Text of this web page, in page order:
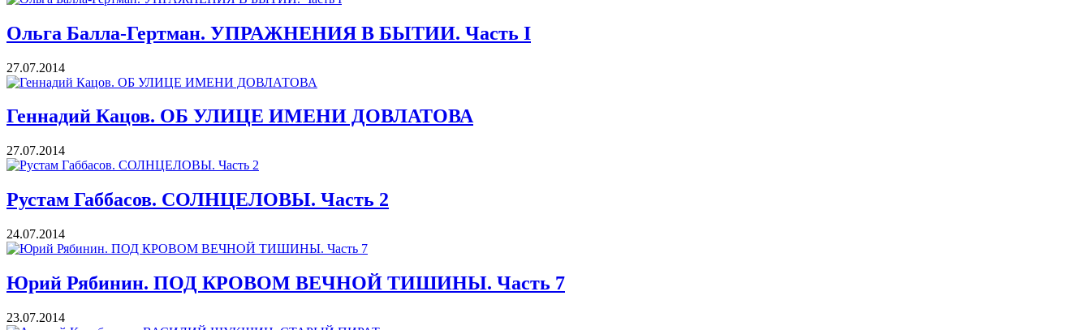
Ольга Балла-Гертман. УПРАЖНЕНИЯ В БЫТИИ. Часть I
27.07.2014
Геннадий Кацов. ОБ УЛИЦЕ ИМЕНИ ДОВЛАТОВА
27.07.2014
Рустам Габбасов. СОЛНЦЕЛОВЫ. Часть 2
24.07.2014
Юрий Рябинин. ПОД КРОВОМ ВЕЧНОЙ ТИШИНЫ. Часть 7
23.07.2014